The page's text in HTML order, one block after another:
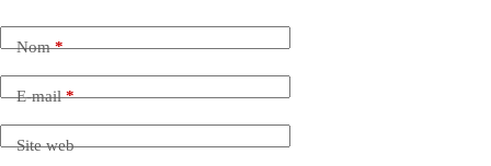
Nom*
E-mail*
Site web